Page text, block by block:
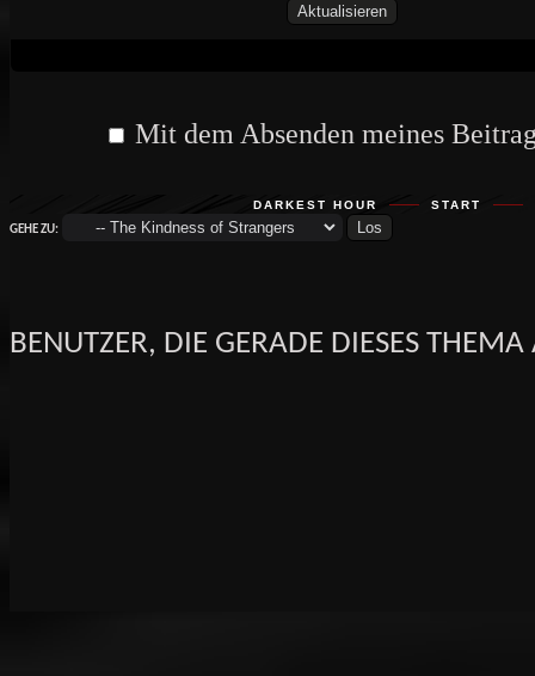
Mit dem Absenden meines
DARKEST HOUR
START
GEHE ZU:
BENUTZER, DIE GERADE DIESES